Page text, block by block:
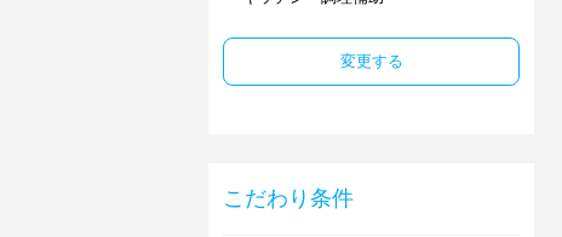
変更する
こだわり条件